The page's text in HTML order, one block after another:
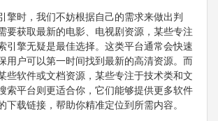
擎时，我们不妨根据自己的需求来做出判
要获取最新的电影、电视剧资源，某些专注
引擎无疑是最佳选择。这类平台通常会快速
用户可以第一时间找到最新的高清资源。而
些软件或文档资源，某些专注于技术类和文
索平台则更适合你，它们能够提供更多软件
下载链接，帮助你精准定位到所需内容。